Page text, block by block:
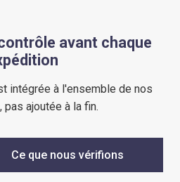
avant chaque
intégrée à l'ensemble de nos
pas ajoutée à la fin.
Ce que nous vérifions